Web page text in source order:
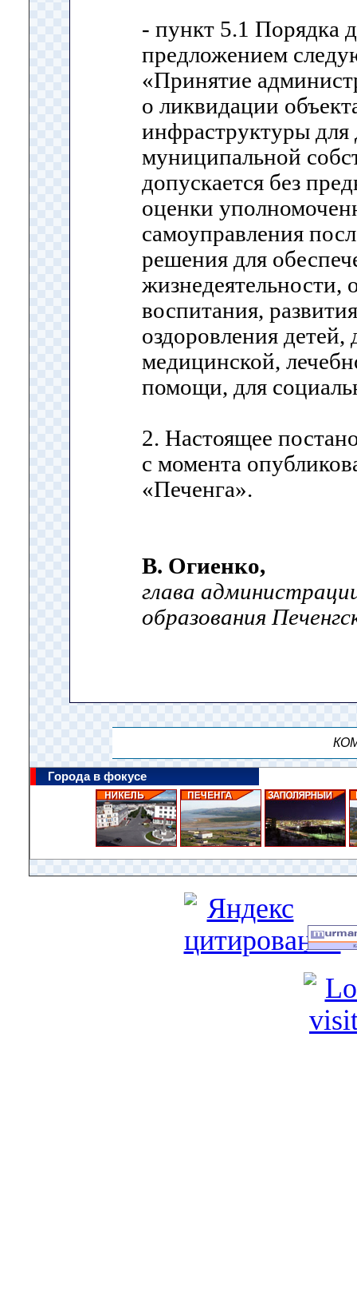
- пункт 5.1 Порядка
предложением
«Принятие
о ликвидации
инфраструктуры для
муниципальной
допускается без
оценки
самоуправления
решения для
жизнедеятельности,
воспитания,
оздоровления детей,
медицинской,
помощи, для
2. Настоящее
с момента
«Печенга».
В. Огиенко,
глава
образования
Города в фокусе